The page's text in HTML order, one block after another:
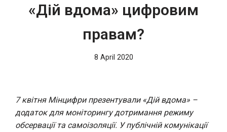
«Дій вдома» цифровим
правам?
8 April 2020
7 квітня Мінцифри презентували «Дій вдома» –
додаток для моніторингу дотримання режиму
обсервації та самоізоляції. У публічній комунікації